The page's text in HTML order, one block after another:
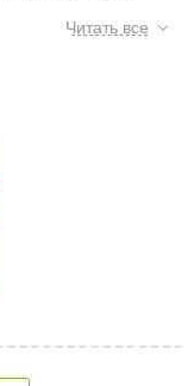
редактор
Читать все